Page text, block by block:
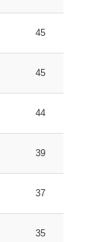
45
45
44
39
37
35